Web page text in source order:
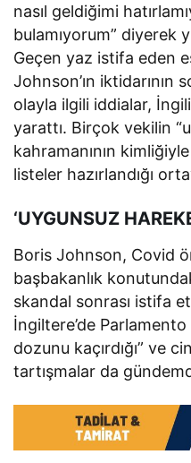
nasıl geldiğimi
bulamıyorum” diyerek
Geçen yaz istifa eden
Johnson’ın iktidarının
olayla ilgili iddialar,
yarattı. Birçok vekilin
kahramanının
listeler hazırlandığı
‘UYGUNSUZ
Boris Johnson, Covid
başbakanlık
skandal sonrası istifa
İngiltere’de
dozunu kaçırdığı” ve
tartışmalar da